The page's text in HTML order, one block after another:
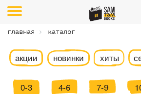
главная каталог
акции новинки хиты
0-3 4-6 7-9